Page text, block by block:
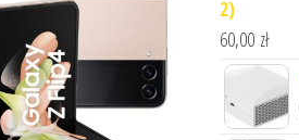
2)
60,00 zł